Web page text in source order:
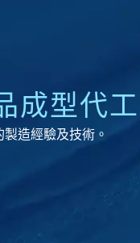
成型代
造經驗及技術。